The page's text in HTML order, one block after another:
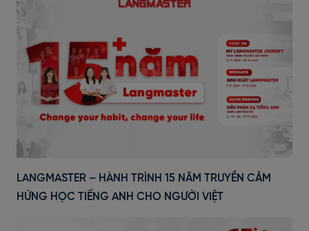
LANGMASTER – HÀNH TRÌNH 15 NĂM TRUYỀN CẢM
HỨNG HỌC TIẾNG ANH CHO NGƯỜI VIỆT